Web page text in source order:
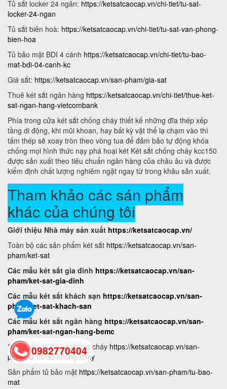
Tủ sắt locker 24 ngăn: https://ketsatcaocap.vn/chi-tiet/tu-sat-
locker-24-ngan
Tủ sắt biên hoà: https://ketsatcaocap.vn/chi-tiet/tu-sat-van-phong-
bien-hoa
Tủ bảo mật BDI 4 cánh https://ketsatcaocap.vn/chi-tiet/tu-bao-
mat-bdi-04-canh-kc
Giá sắt: https://ketsatcaocap.vn/san-pham/gia-sat
Thuê két sắt ngân hàng https://ketsatcaocap.vn/chi-tiet/thue-ket-
sat-ngan-hang-vietcombank
Phía trong cửa két sắt chống cháy thiết kế những đĩa thép xếp
tầng di động, khi mũi khoan, hay bất kỳ vật thể lạ chạm vào thì
tấm thép sẽ xoay tròn theo vòng tua để đảm bảo tự động khóa
chống mọi hình thức nạy phá hoại két Két sắt chống cháy kcc150
được sản xuất theo tiêu chuẩn ngân hàng của châu âu và được
kiểm định chất lượng nghiêm ngặt ngay từ trong khâu sản xuất.
Tham khảo các sán phẩm
khác của chúng tôi
Giới thiệu Nhà máy sản xuất https://ketsatcaocap.vn/
Toàn bộ các sản phẩm két sắt https://ketsatcaocap.vn/san-
pham/ket-sat
Các mẫu két sắt gia đình https://ketsatcaocap.vn/san-
pham/ket-sat-gia-dinh
Các mẫu két sắt khách sạn https://ketsatcaocap.vn/san-
pham/ket-sat-khach-san
Các mẫu két sắt ngân hàng https://ketsatcaocap.vn/san-
pham/ket-sat-ngan-hang-bemc
Sản phẩm tủ hồ sơ chống cháy https://ketsatcaocap.vn/san-
pham/tu-ho-so-chong-chay
Sản phẩm tủ bảo mật https://ketsatcaocap.vn/san-pham/tu-bao-
mat
0982770404